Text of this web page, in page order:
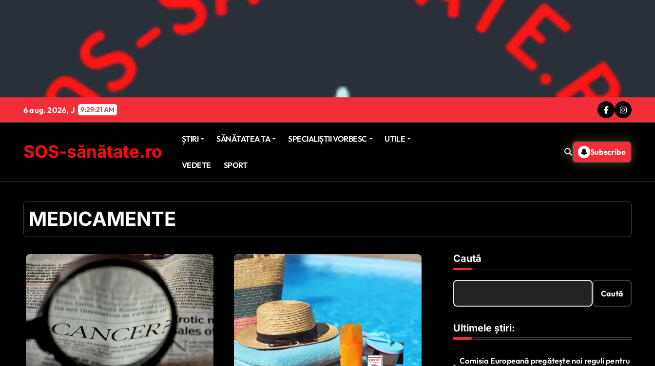
6 aug. 2026, J 9:29:22 AM
SOS-sănătate.ro
ȘTIRI SĂNĂTATEA TA SPECIALIȘTII VORBESC UTILE
VEDETE SPORT
Subscribe
MEDICAMENTE
Caută
Caută
Ultimele știri:
Comisia Europeană pregătește noi reguli pentru